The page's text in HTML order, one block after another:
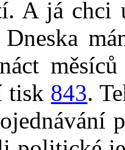
A já chci
tisk 843.